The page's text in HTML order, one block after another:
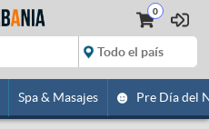
0
Spa & Masajes Pre Día del